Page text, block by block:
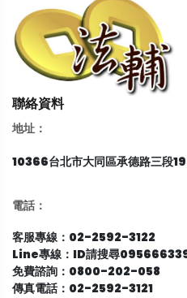
聯絡資料
地址：
10366台北市大同區承德路三段
電話：
客服專線：02-2592-3122
Line專線：ID請搜尋
免費諮詢：0800-202-058
傳真電話：02-2592-3121